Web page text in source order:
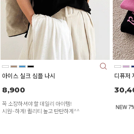
아이스 실크 심플 나시
8,900
꼭 소장하셔야 할 데일리 아이템!
시원~하게! 퀄리티 높고 탄탄하게^^
디퓨저